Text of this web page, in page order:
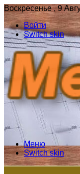
Воскресенье , 9
Войти
Switch skin
Меню
Switch skin